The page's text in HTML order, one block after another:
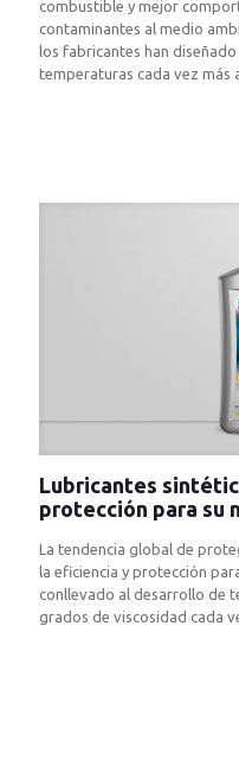
combustible y mejor
contaminantes al medio
los fabricantes han
temperaturas cada vez más
Lubricantes
protección para su
La tendencia global de
la eficiencia y protección
conllevado al desarrollo de
grados de viscosidad cada